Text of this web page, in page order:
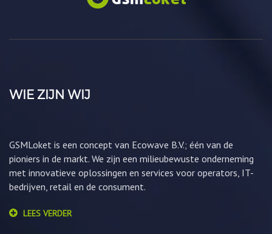
WIE ZIJN WIJ
GSMLoket is een concept van Ecowave B.V.; één van de
pioniers in de markt. We zijn een milieubewuste onderneming
met innovatieve oplossingen en services voor operators, IT-
bedrijven, retail en de consument.
LEES VERDER